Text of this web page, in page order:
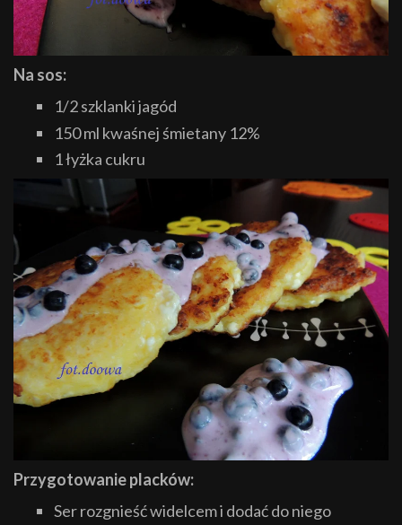
Na sos:
1/2 szklanki jagód
150 ml kwaśnej śmietany 12%
1 łyżka cukru
Przygotowanie placków:
Ser rozgnieść widelcem i dodać do niego